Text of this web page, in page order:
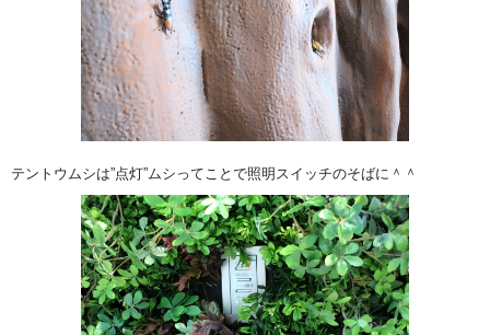
テントウムシは”点灯”ムシってことで照明スイッチのそばに＾＾